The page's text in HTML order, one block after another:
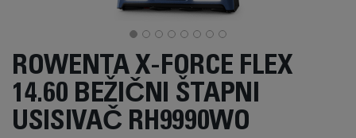
ROWENTA X-FORCE FLEX
14.60 BEŽIČNI ŠTAPNI
USISIVAČ RH9990WO